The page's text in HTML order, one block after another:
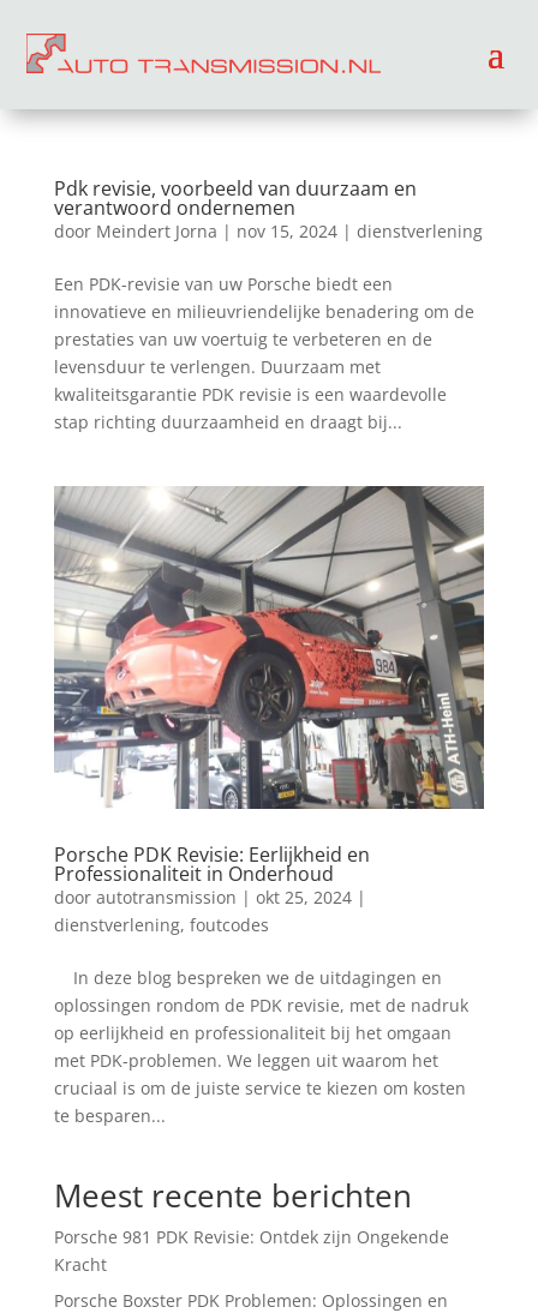
Pdk revisie, voorbeeld van duurzaam en
verantwoord ondernemen
door Meindert Jorna | nov 15, 2024| dienstverlening
Een PDK-revisie van uw Porsche biedt een
innovatieve en milieuvriendelijke benadering om de
prestaties van uw voertuig te verbeteren en de
levensduur te verlengen. Duurzaam met
kwaliteitsgarantie PDK revisie is een waardevolle
stap richting duurzaamheid en draagt bij...
Porsche PDK Revisie: Eerlijkheid en
Professionaliteit in Onderhoud
door autotransmission | okt 25, 2024|
dienstverlening, foutcodes
In deze blog bespreken we de uitdagingen en
oplossingen rondom de PDK revisie, met de nadruk
op eerlijkheid en professionaliteit bij het omgaan
met PDK-problemen. We leggen uit waarom het
cruciaal is om de juiste service te kiezen om kosten
te besparen...
Meest recente berichten
Porsche 981 PDK Revisie: Ontdek zijn Ongekende
Kracht
Porsche Boxster PDK Problemen: Oplossingen en